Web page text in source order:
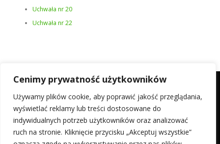
Cenimy prywatność użytkowników
Używamy plików cookie, aby poprawić jakość przeglądania,
wyświetlać reklamy lub treści dostosowane do
indywidualnych potrzeb użytkowników oraz analizować
ruch na stronie. Kliknięcie przycisku „Akceptuj wszystkie”
Uchwała nr 20
Uchwała nr 22
Razem odwiedzających: 2 990